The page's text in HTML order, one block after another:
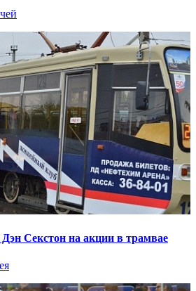
Секстон на акции в трамвае